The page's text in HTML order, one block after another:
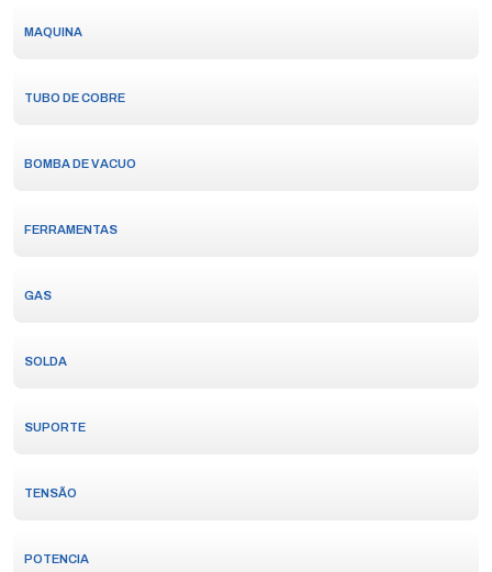
MAQUINA
TUBO DE COBRE
BOMBA DE VACUO
FERRAMENTAS
GAS
SOLDA
SUPORTE
TENSÃO
POTENCIA